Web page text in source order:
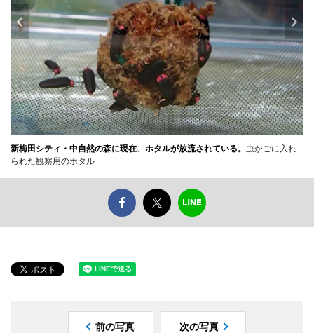
新梅田シティ・中自然の森に現在、ホタルが放流されている。 虫かごに入れ
られた観察用のホタル
前の写真 次の写真